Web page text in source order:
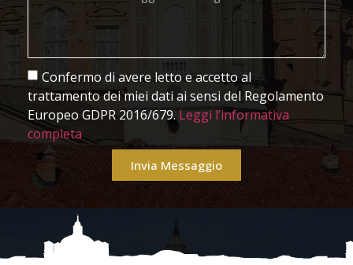
Confermo di avere letto e accetto al
trattamento dei miei dati ai sensi del Regolamento
Europeo GDPR 2016/679.Leggi l’informativa
completa
Invia Messaggio